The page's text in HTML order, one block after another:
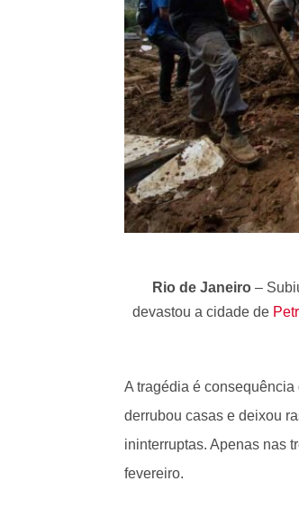
Rio de Janeiro–
devastou a cidade de
A tragédia é consequência
derrubou casas e deixou
ininterruptas. Apenas nas
fevereiro.